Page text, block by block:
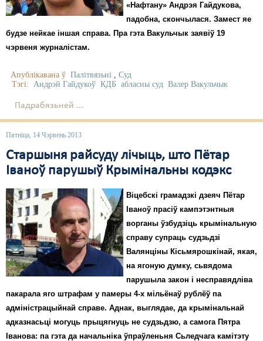
«Нафтану» Андрэя Гайдукова,
падобна, скончылася. Замест яе
будзе нейкае іншая справа. Пра гэта Вакульчык заявіў 19
чэрвеня журналістам.
Апублікавана ў Палітвязьні , Суд
Тэгі: Андрэй Гайдукоў КДБ абласны суд Валер Вакульчык
Падрабязьней ...
Пятніца, 14 Чэрвень 2013
Старшыня райсуду лічыць, што Пётар
Іваноў парушыў Крымінальны кодэкс
Віцебскі грамадзкі дзеяч Пётар
Іваноў прасіў кампэтэнтныя
ворганы ўзбудзіць крымінальную
справу супраць судзьдзі
Валянціны Кісьмярошкінай, якая,
на ягоную думку, сьвядома
парушыла закон і несправядліва
пакарала яго штрафам у памеры 4-х мільёнаў рублёў па
адміністрацыйнай справе. Аднак, выглядае, да крымінальнай
адказнасьці могуць прыцягнуць не судзьдзю, а самога Пятра
Іванова: па гэта да начальніка ўпраўленьня Сьледчага камітэту